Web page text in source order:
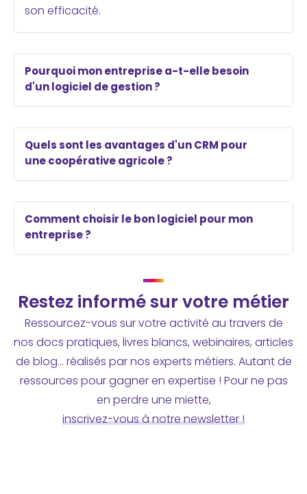
son efficacité.
Pourquoi mon entreprise a-t-elle besoin
d'un logiciel de gestion ?
Quels sont les avantages d'un CRM pour
une coopérative agricole ?
Comment choisir le bon logiciel pour mon
entreprise ?
Restez informé sur votre métier​
Ressourcez-vous sur votre activité au travers de
nos docs pratiques, livres blancs, webinaires, articles
de blog… réalisés par nos experts métiers. Autant de
ressources pour gagner en expertise ! Pour ne pas
en perdre une miette,
inscrivez-vous à notre newsletter !